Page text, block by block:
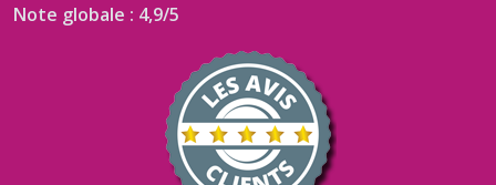
Note globale : 4,9/5